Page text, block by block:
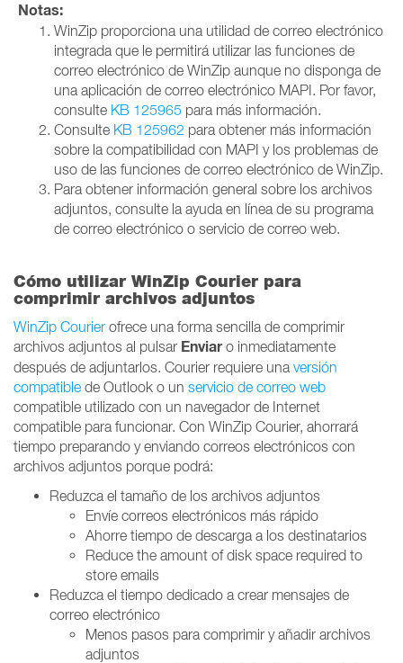
Notas:
WinZip proporciona una utilidad de correo electrónico
integrada que le permitirá utilizar las funciones de
correo electrónico de WinZip aunque no disponga de
una aplicación de correo electrónico MAPI. Por favor,
consulte KB 125965 para más información.
Consulte KB 125962 para obtener más información
sobre la compatibilidad con MAPI y los problemas de
uso de las funciones de correo electrónico de WinZip.
Para obtener información general sobre los archivos
adjuntos, consulte la ayuda en línea de su programa
de correo electrónico o servicio de correo web.
Cómo utilizar WinZip Courier para
comprimir archivos adjuntos
WinZip Courier ofrece una forma sencilla de comprimir
archivos adjuntos al pulsar Enviaro inmediatamente
después de adjuntarlos. Courier requiere una versión
compatible de Outlook o un servicio de correo web
compatible utilizado con un navegador de Internet
compatible para funcionar. Con WinZip Courier, ahorrará
tiempo preparando y enviando correos electrónicos con
archivos adjuntos porque podrá:
Reduzca el tamaño de los archivos adjuntos
Envíe correos electrónicos más rápido
Ahorre tiempo de descarga a los destinatarios
Reduce the amount of disk space required to
store emails
Reduzca el tiempo dedicado a crear mensajes de
correo electrónico
Menos pasos para comprimir y añadir archivos
adjuntos